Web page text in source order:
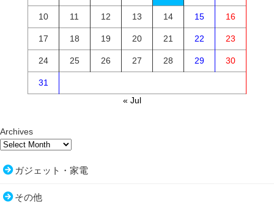
10 11 12 13 14 15 16
17 18 19 20 21 22 23
24 25 26 27 28 29 30
31
« Jul
Archives
ガジェット・家電
その他